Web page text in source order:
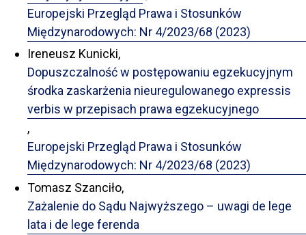
Europejski Przegląd Prawa i Stosunków
Międzynarodowych: Nr 4/2023/68 (2023)
Ireneusz Kunicki,
Dopuszczalność w postępowaniu egzekucyjnym
środka zaskarżenia nieuregulowanego expressis
verbis w przepisach prawa egzekucyjnego
,
Europejski Przegląd Prawa i Stosunków
Międzynarodowych: Nr 4/2023/68 (2023)
Tomasz Szanciło,
Zażalenie do Sądu Najwyższego – uwagi de lege
lata i de lege ferenda